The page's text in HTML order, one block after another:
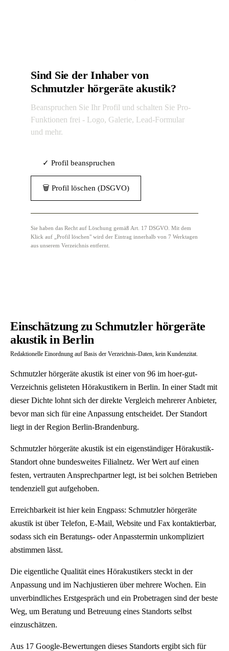
Sind Sie der Inhaber von
Schmutzler hörgeräte akustik?
Beanspruchen Sie Ihr Profil und schalten Sie Pro-
Funktionen frei - Logo, Galerie, Lead-Formular
und mehr.
✓ Profil beanspruchen
🗑 Profil löschen (DSGVO)
Sie haben das Recht auf Löschung gemäß Art. 17 DSGVO. Mit dem
Klick auf „Profil löschen" wird der Eintrag innerhalb von 7 Werktagen
aus unserem Verzeichnis entfernt.
Einschätzung zu Schmutzler hörgeräte
akustik in Berlin
Redaktionelle Einordnung auf Basis der Verzeichnis-Daten, kein Kundenzitat.
Schmutzler hörgeräte akustik ist einer von 96 im hoer-gut-
Verzeichnis gelisteten Hörakustikern in Berlin. In einer Stadt mit
dieser Dichte lohnt sich der direkte Vergleich mehrerer Anbieter,
bevor man sich für eine Anpassung entscheidet. Der Standort
liegt in der Region Berlin-Brandenburg.
Schmutzler hörgeräte akustik ist ein eigenständiger Hörakustik-
Standort ohne bundesweites Filialnetz. Wer Wert auf einen
festen, vertrauten Ansprechpartner legt, ist bei solchen Betrieben
tendenziell gut aufgehoben.
Erreichbarkeit ist hier kein Engpass: Schmutzler hörgeräte
akustik ist über Telefon, E-Mail, Website und Fax kontaktierbar,
sodass sich ein Beratungs- oder Anpasstermin unkompliziert
abstimmen lässt.
Die eigentliche Qualität eines Hörakustikers steckt in der
Anpassung und im Nachjustieren über mehrere Wochen. Ein
unverbindliches Erstgespräch und ein Probetragen sind der beste
Weg, um Beratung und Betreuung eines Standorts selbst
einzuschätzen.
Aus 17 Google-Bewertungen dieses Standorts ergibt sich für